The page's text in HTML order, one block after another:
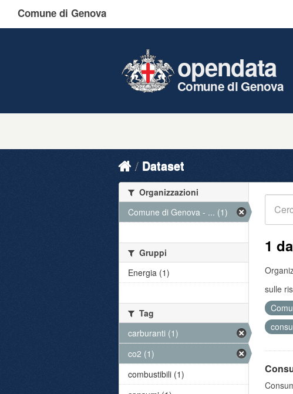
Comune di Genova
opendata
Comune di Genova
Dataset
1
sulle
Organizzazioni
Comune di Genova - ... (1)
Gruppi
Energia (1)
Tag
carburanti (1)
co2 (1)
combustibili (1)